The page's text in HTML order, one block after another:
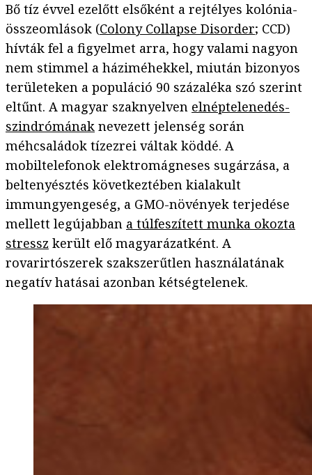
Bő tíz évvel ezelőtt elsőként a rejtélyes kolónia-
összeomlások (Colony Collapse Disorder; CCD)
hívták fel a figyelmet arra, hogy valami nagyon
nem stimmel a háziméhekkel, miután bizonyos
területeken a populáció 90 százaléka szó szerint
eltűnt. A magyar szaknyelven elnéptelenedés-
szindrómának nevezett jelenség során
méhcsaládok tízezrei váltak köddé. A
mobiltelefonok elektromágneses sugárzása, a
beltenyésztés következtében kialakult
immungyengeség, a GMO-növények terjedése
mellett legújabban a túlfeszített munka okozta
stressz került elő magyarázatként. A
rovarirtószerek szakszerűtlen használatának
negatív hatásai azonban kétségtelenek.